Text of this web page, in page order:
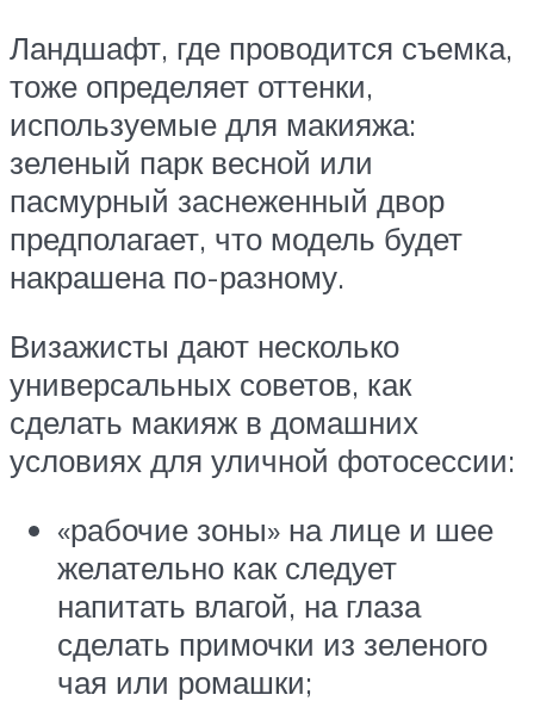
Ландшафт, где проводится съемка,
тоже определяет оттенки,
используемые для макияжа:
зеленый парк весной или
пасмурный заснеженный двор
предполагает, что модель будет
накрашена по-разному.
Визажисты дают несколько
универсальных советов, как
сделать макияж в домашних
условиях для уличной фотосессии:
«рабочие зоны» на лице и шее
желательно как следует
напитать влагой, на глаза
сделать примочки из зеленого
чая или ромашки;